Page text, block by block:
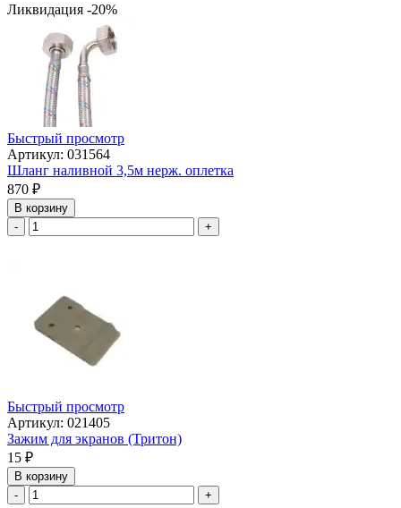
Ликвидация -20%
Быстрый просмотр
Артикул: 031564
Шланг наливной 3,5м нерж. оплетка
870 ₽
В корзину
-
+
Быстрый просмотр
Артикул: 021405
Зажим для экранов (Тритон)
15 ₽
В корзину
-
+